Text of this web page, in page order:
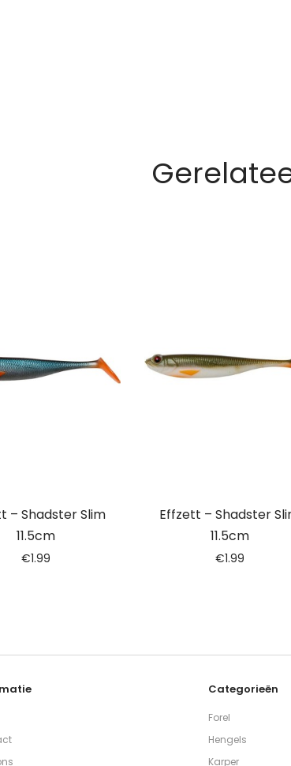
– Shadster Slim
11.5cm
€1.99
Effzett – Shadster
11.5cm
€1.99
Categorieën
Forel
Hengels
Karper